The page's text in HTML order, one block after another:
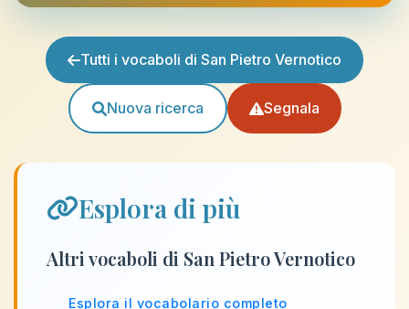
Tutti i vocaboli di San Pietro Vernotico
Nuova ricerca Segnala
Esplora di più
Altri vocaboli di San Pietro Vernotico
Esplora il vocabolario completo